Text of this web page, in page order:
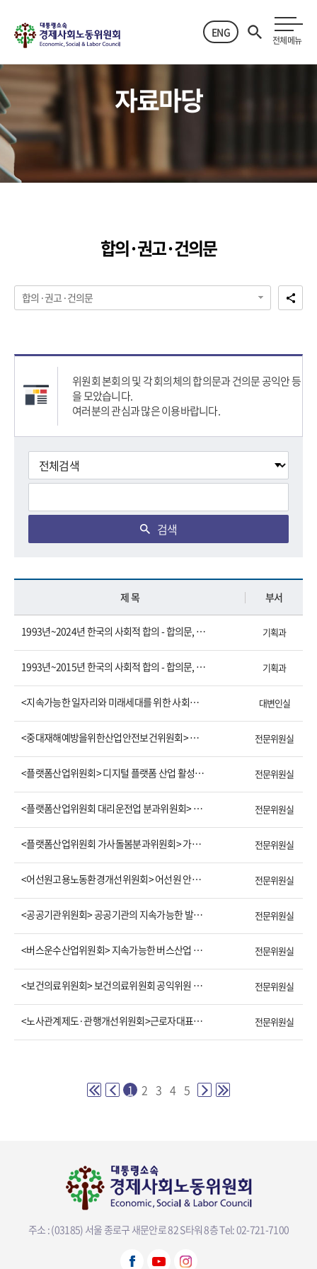
ENG
전체메뉴
자료마당
합의·권고·건의문
합의·권고·건의문
위원회 본회의 및 각 회의체의 합의문과 건의문 공익안 등
을 모았습니다.
여러분의 관심과 많은 이용바랍니다.
검색
제 목 부서
1993년~2024년 한국의 사회적 합의 - 합의문, 건의문 및 권고문 (2024.3.) 기획과
1993년~2015년 한국의 사회적 합의 - 합의문, 건의문 및 권고문 (2016.6.17) 기획과
<지속가능한 일자리와 미래세대를 위한 사회적 대화의 원칙과 방향> 선언문 대변인실
<중대재해예방을위한산업안전보건위원회> 중대재해 예방을 위한 노사정 합의문 전문위원실
<플랫폼산업위원회> 디지털 플랫폼 산업 활성화와 플랫폼 종사자 보호를 위한 권고문 전문위원실
<플랫폼산업위원회 대리운전업 분과위원회> 대리운전업의 지속가능한 산업생태계 조성과 대리운전 종사자 보호 확대를 위한 합의문(안)(2022.6.10) 전문위원실
<플랫폼산업위원회 가사돌봄분과위원회> 가사-아이돌봄 영역의 산업생태계 조성과 종사자 보호 확대를 위한 합의문(안)(2022.6.16) 전문위원실
<어선원고용노동환경개선위원회> 어선원 안전·보건 보장 및 노동환경 개선을 위한 합의문(2021.11.5) 전문위원실
<공공기관위원회> 공공기관의 지속가능한 발전을 위한 합의 (2020.11.18.) 전문위원실
<버스운수산업위원회> 지속가능한 버스산업 발전을 위한버스운수산업위원회 노·사·정 합의 (2020.10.29.) 전문위원실
<보건의료위원회> 보건의료위원회 공익위원 권고문 (2020.10.27) 전문위원실
<노사관계제도·관행개선위원회>근로자대표제도 개선에 관한 노사정 합의문(2020.10.16) 전문위원실
1 2 3 4 5
주소 : (03185) 서울 종로구 새문안로 82 S타워 8층Tel: 02-721-7100
뷰어다운로드 선택